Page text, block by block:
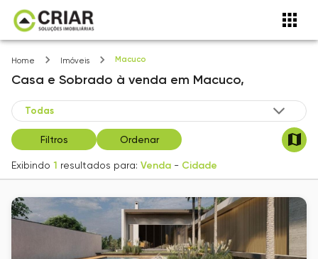
Home Imóveis Macuco
Casa e Sobrado à venda em Macuco,
Filtros Ordenar
Exibindo 1 resultados para: Venda - Cidade